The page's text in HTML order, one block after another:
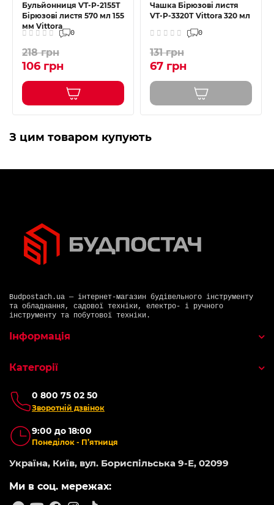
Бульйонниця VT-P-2155Т
Бірюзові листя 570 мл 155
мм Vittora
0
218 грн
106 грн
Чашка Бірюзові листя
VT-P-3320Т Vittora 320 мл
0
131 грн
67 грн
З цим товаром купують
Budpostach.ua — інтернет-магазин будівельного інструменту
та обладнання, садової техніки, електро- і ручного
інструменту та побутової техніки.
0 800 75 02 50
Зворотній дзвінок
9:00 до 18:00
Понеділок - П’ятниця
Україна, Київ, вул. Бориспільська 9-Е, 02099
Ми в соц. мережах:
Інформація
Категорії